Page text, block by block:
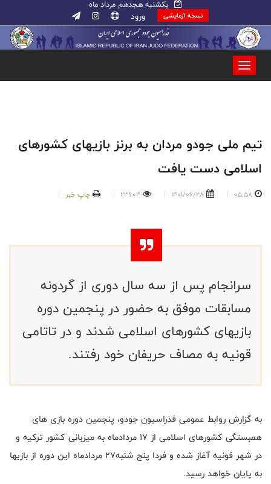
یکشنبه هجدهم مرداد ماه
نسخه آزمایشی ورود
تیم ملی جودو مردان به برنز بازیهای کشورهای
اسلامی دست یافت
05:58
1401/06/28
23604 چاپ خبر
سرانجام پس از سه سال دوری از گردونه
مسابقات موفق به حضور در پنجمین دوره
بازیهای کشورهای اسلامی شدند و در تاتامی
قونیه به مصاف حریفان خود رفتند.
به گزارش روابط عمومی فدراسیون جودو، پنجمین دوره بازی های
همبستگی کشورهای اسلامی از 17 مردادماه به میزبانی کشور ترکیه و
در شهر قونیه آغاز شده و فردا پنج شنبه27 مردادماه این دوره از بازیها
به پایان خواهد رسید.